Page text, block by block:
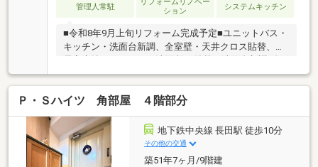
管理人常駐
リフォームリノベー
ション
システムキッチン
■令和8年9月上旬リフォーム完成予定■ユニットバス・
キッチン・洗面台新調、全室壁・天井クロス貼替、全
ンライト新設、給湯器点検、洗濯水栓新調、コンセン
ト・スイッチ新調、ブレーカー新調、網戸貼替、給水
配管やり替え（施工可能範囲）、ハウスクリーニング
Ｐ・Ｓハイツ 角部屋 ４階部分
地下鉄中央線 長田駅 徒歩10分
その他の交通
築51年7ヶ月/9階建